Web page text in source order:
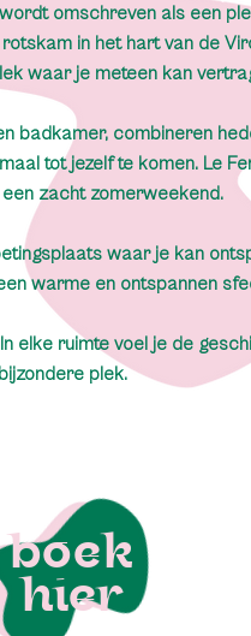
omschreven als een
in het hart van de
waar je meteen kan
badkamer, combineren
tot jezelf te komen. Le
zacht zomerweekend.
waar je kan
warme en ontspannen
elke ruimte voel je de
bijzondere plek.
boek
hier